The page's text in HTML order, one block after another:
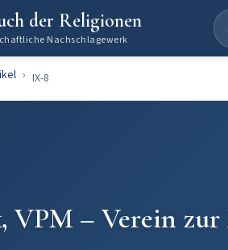
der Religionen
Nachschlagewerk
IX-8
VPM – Verein zur